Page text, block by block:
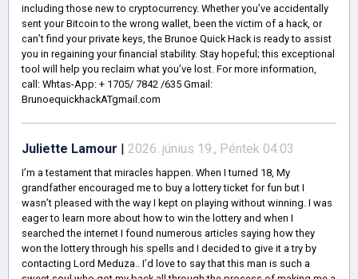
including those new to cryptocurrency. Whether you’ve accidentally
sent your Bitcoin to the wrong wallet, been the victim of a hack, or
can’t find your private keys, the Brunoe Quick Hack is ready to assist
you in regaining your financial stability. Stay hopeful; this exceptional
tool will help you reclaim what you’ve lost. For more information,
call: Whtas-App: + 1705/ 7842 /635 Gmail:
BrunoequickhackATgmail.com
Juliette Lamour | 2026. június 19., Péntek 04:03
I’m a testament that miracles happen. When I turned 18, My
grandfather encouraged me to buy a lottery ticket for fun but I
wasn’t pleased with the way I kept on playing without winning. I was
eager to learn more about how to win the lottery and when I
searched the internet I found numerous articles saying how they
won the lottery through his spells and I decided to give it a try by
contacting Lord Meduza.. I’d love to say that this man is such a